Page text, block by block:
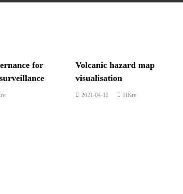
for
Volcanic hazard map
visualisation
2021-04-12 HKre